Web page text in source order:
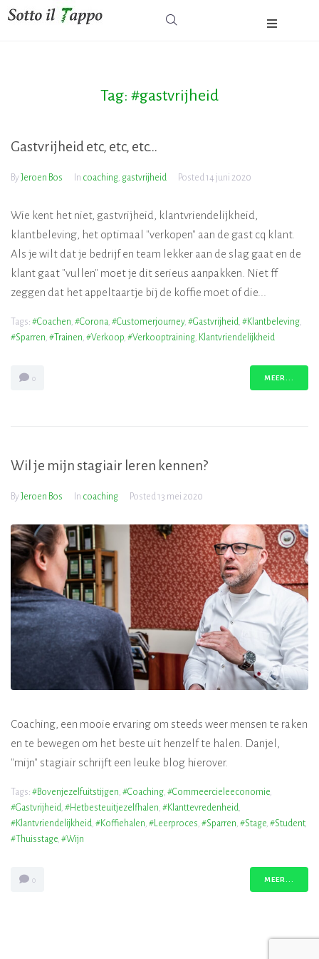
Wijnreizen & Wijnen
Contact
Tag: #gastvrijheid
Gastvrijheid etc, etc, etc…
By Jeroen Bos In coaching, gastvrijheid Posted14 juni 2020
Wie kent het niet, gastvrijheid, klantvriendelijkheid,
klantbeleving, het optimaal "verkopen" aan de gast cq klant.
Als je wilt dat je bedrijf en team lekker aan de slag gaat en de
klant gaat "vullen" moet je dit serieus aanpakken. Niet ff
zeggen dat het appeltaartje bij de koffie moet of die...
Tags: #coachen, #corona, #customerjourney, #gastvrijheid, #klantbeleving,
#sparren, #trainen, #verkoop, #verkooptraining, Klantvriendelijkheid
0 MEER...
Wil je mijn stagiair leren kennen?
By Jeroen Bos In coaching Posted13 mei 2020
Coaching, een mooie ervaring om steeds weer mensen te raken
en te bewegen om het beste uit henzelf te halen. Danjel,
"mijn" stagiair schrijft een leuke blog hierover.
Tags: #bovenjezelfuitstijgen, #coaching, #commeercieleeconomie,
#gastvrijheid, #hetbesteuitjezelfhalen, #klanttevredenheid,
#klantvriendelijkheid, #koffiehalen, #leerproces, #sparren, #stage, #student,
#thuisstage, #wijn
0 MEER...